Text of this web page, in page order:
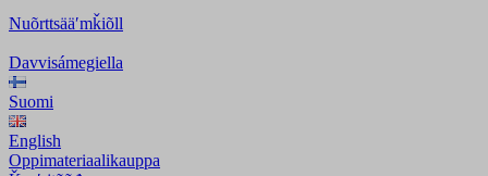
Nuõrttsääʹmǩiõll
Davvisámegiella
Suomi
English
Oppimateriaalikauppa